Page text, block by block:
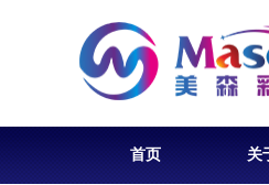
首页 关